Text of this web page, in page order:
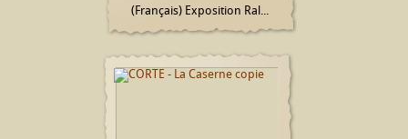
(Français) Exposition Ral...